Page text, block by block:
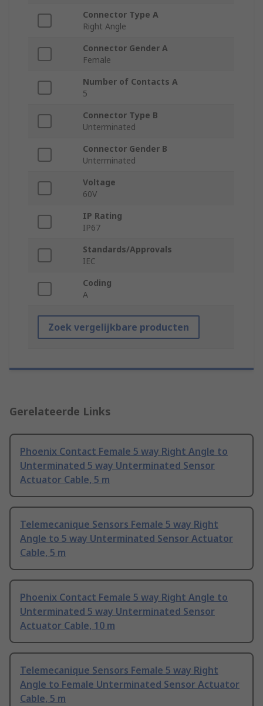
Connector Type A
Right Angle
Connector Gender A
Female
Number of Contacts A
5
Connector Type B
Unterminated
Connector Gender B
Unterminated
Voltage
60V
IP Rating
IP67
Standards/Approvals
IEC
Coding
A
Zoek vergelijkbare producten
Gerelateerde Links
Phoenix Contact Female 5 way Right Angle to
Unterminated 5 way Unterminated Sensor
Actuator Cable, 5 m
Telemecanique Sensors Female 5 way Right
Angle to 5 way Unterminated Sensor Actuator
Cable, 5 m
Phoenix Contact Female 5 way Right Angle to
Unterminated 5 way Unterminated Sensor
Actuator Cable, 10 m
Telemecanique Sensors Female 5 way Right
Angle to Female Unterminated Sensor Actuator
Cable, 5 m